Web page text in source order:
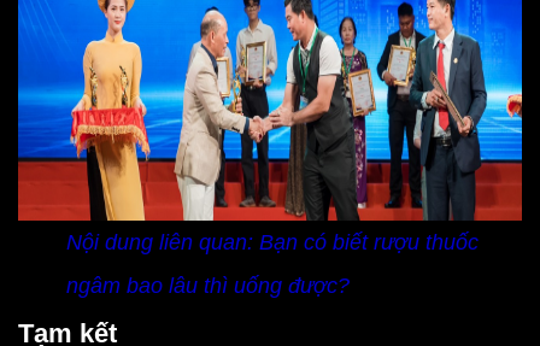
Nội dung liên quan: Bạn có biết rượu thuốc
ngâm bao lâu thì uống được?
Tạm kết